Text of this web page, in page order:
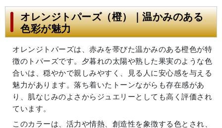
オレンジトパーズ（橙）｜温かみのある
色彩が魅力
オレンジトパーズは、赤みを帯びた温かみのある橙色が特
徴のトパーズです。夕暮れの太陽や熟した果実のような色
合いは、穏やかで親しみやすく、見る人に安心感を与える
魅力があります。落ち着いたトーンながらも存在感があ
り、肌なじみのよさからジュエリーとしても高く評価され
ています。
このカラーは、活力や情熱、創造性を象徴する色とされ、